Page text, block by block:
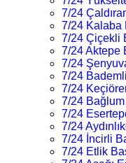
7/24
7/24 Kalaba
7/24 Çiçekli
7/24 Aktepe
7/24
7/24
7/24
7/24
7/24
7/24
7/24 İncirli
7/24 Etlik